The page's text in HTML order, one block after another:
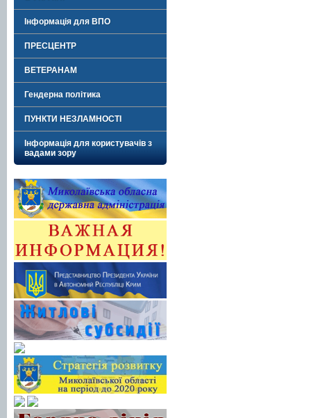
Інформація для ВПО
ПРЕСЦЕНТР
ВЕТЕРАНАМ
Гендерна політика
ПУНКТИ НЕЗЛАМНОСТІ
Інформація для користувачів з
вадами зору